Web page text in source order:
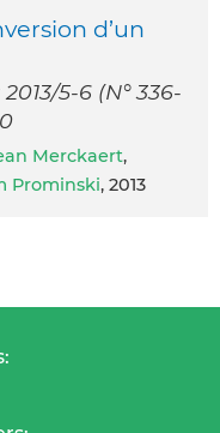
d’un
5-6 (N° 336-
Merckaert,
Prominski, 2013